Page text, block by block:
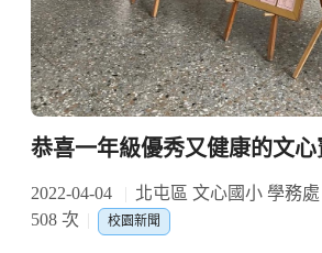
恭喜一年級優秀又健康的文心
2022-04-04 北屯區 文心國小 學務
508 次
校園新聞